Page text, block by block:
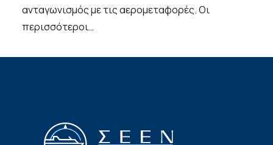
ανταγωνισμός με τις αερομεταφορές. Οι
περισσότεροι…